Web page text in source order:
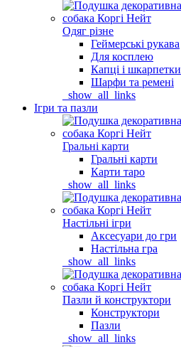
Одяг різне
Геймерські рукава
Для косплею
Капці і шкарпетки
Шарфи та ремені
_show_all_links
Ігри та пазли
Гральні карти
Гральні карти
Карти таро
_show_all_links
Настільні ігри
Аксесуари до гри
Настільна гра
_show_all_links
Пазли й конструктори
Конструктори
Пазли
_show_all_links